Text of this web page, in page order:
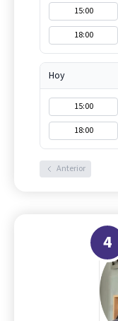
15:00
18:00
Hoy
15:00
18:00
Anterior
4